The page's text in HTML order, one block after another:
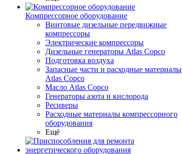
Компрессорное оборудование
Винтовые дизельные передвижные
компрессоры
Электрические компрессоры
Дизельные генераторы Atlas Copco
Подготовка воздуха
Запасные части и расходные материалы
Atlas Copco
Масло Atlas Copco
Генераторы азота и кислорода
Ресиверы
Расходные материалы компрессорного
оборудования
Ещё